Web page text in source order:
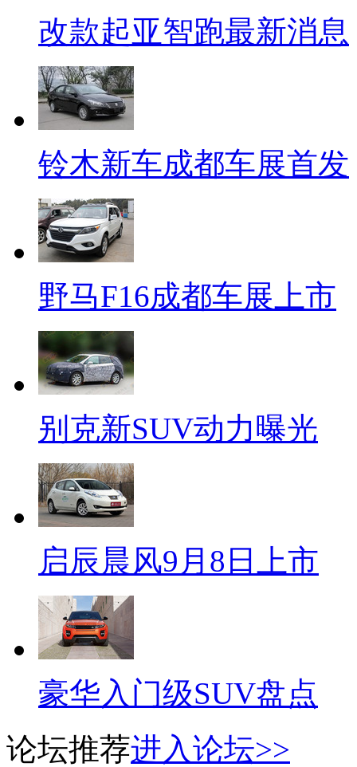
改款起亚智跑最新消息
铃木新车成都车展首发
野马F16成都车展上市
别克新SUV动力曝光
启辰晨风9月8日上市
豪华入门级SUV盘点
论坛推荐进入论坛>>